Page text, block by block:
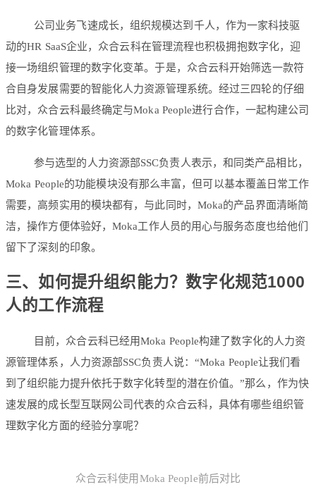
公司业务飞速成长，组织规模达到千人，作为一家科技驱
动的HR SaaS企业，众合云科在管理流程也积极拥抱数字化，迎
接一场组织管理的数字化变革。于是，众合云科开始筛选一款符
合自身发展需要的智能化人力资源管理系统。经过三四轮的仔细
比对，众合云科最终确定与Moka People进行合作，一起构建公司
的数字化管理体系。
参与选型的人力资源部SSC负责人表示，和同类产品相比，
Moka People的功能模块没有那么丰富，但可以基本覆盖日常工作
需要，高频实用的模块都有，与此同时，Moka的产品界面清晰简
洁，操作方便体验好，Moka工作人员的用心与服务态度也给他们
留下了深刻的印象。
三、如何提升组织能力？数字化规范1000
人的工作流程
目前，众合云科已经用Moka People构建了数字化的人力资
源管理体系，人力资源部SSC负责人说：“Moka People让我们看
到了组织能力提升依托于数字化转型的潜在价值。”那么，作为快
速发展的成长型互联网公司代表的众合云科，具体有哪些组织管
理数字化方面的经验分享呢？
众合云科使用Moka People前后对比